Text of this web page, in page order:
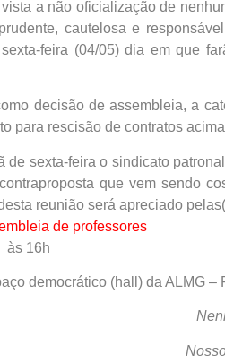
a não oficialização de
cautelosa e
feira (04/05) dia em que
decisão de assembleia, a
para rescisão de contratos
de sexta-feira o sindicato
que vem sendo
reunião será apreciado
de professores
às 16h
democrático (hall) da ALMG